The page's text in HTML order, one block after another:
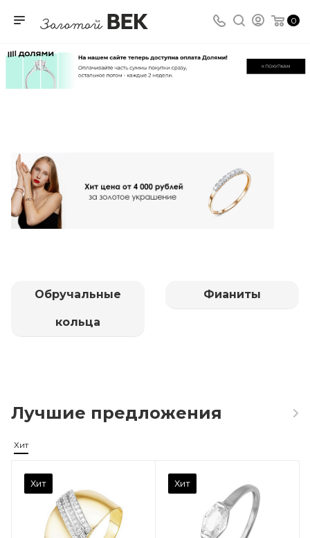
0
Обручальные
кольца
Фианиты
Лучшие предложения
Хит
Хит Хит
Марка (бренд)
Фианит